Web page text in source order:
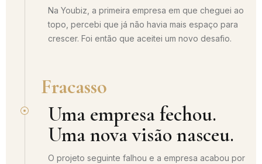
Na Youbiz, a primeira empresa em que cheguei ao
topo, percebi que já não havia mais espaço para
crescer. Foi então que aceitei um novo desafio.
Fracasso
Uma empresa fechou.
Uma nova visão nasceu.
O projeto seguinte falhou e a empresa acabou por